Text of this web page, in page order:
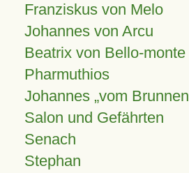
Franziskus von Melo
Johannes von Arcu
Beatrix von Bello-monte
Pharmuthios
Johannes vom Brunnen
Salon und Gefährten
Senach
Stephan